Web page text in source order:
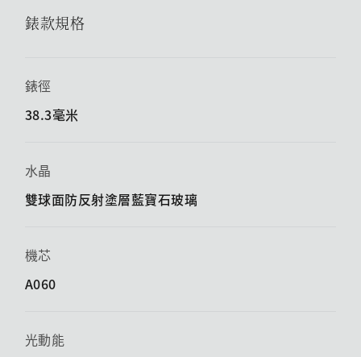
錶款規格
錶徑
38.3毫米
水晶
雙球面防反射塗層藍寶石玻璃
機芯
A060
光動能